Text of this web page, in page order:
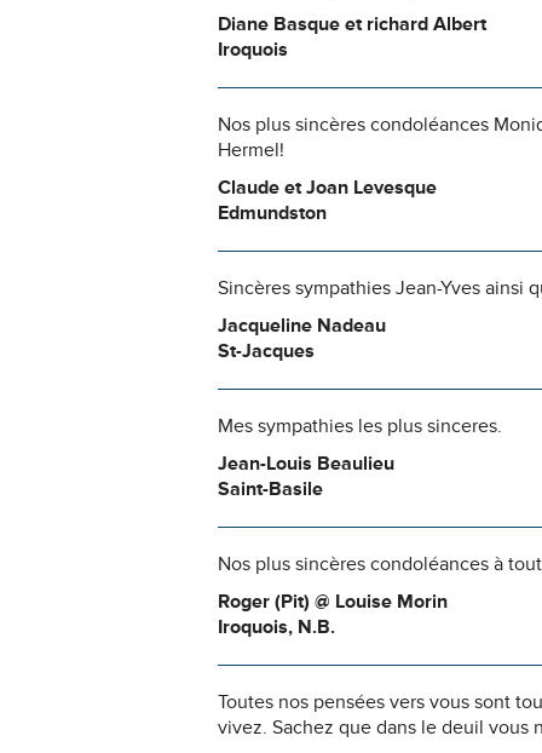
Diane Basque et richard Albert
Iroquois
Nos plus sincères condoléances
Hermel!
Claude et Joan Levesque
Edmundston
Sincères sympathies Jean-Yves ainsi
Jacqueline Nadeau
St-Jacques
Mes sympathies les plus sinceres.
Jean-Louis Beaulieu
Saint-Basile
Nos plus sincères condoléances à
Roger (Pit) @ Louise Morin
Iroquois, N.B.
Toutes nos pensées vers vous sont
vivez. Sachez que dans le deuil vous